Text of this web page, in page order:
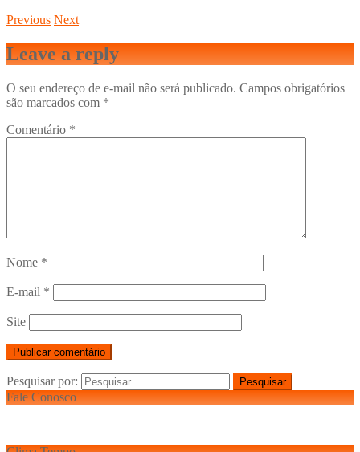
Previous Next
Leave a reply
O seu endereço de e-mail não será publicado. Campos obrigatórios
são marcados com *
Comentário *
Nome *
E-mail *
Site
Pesquisar por:
Fale Conosco